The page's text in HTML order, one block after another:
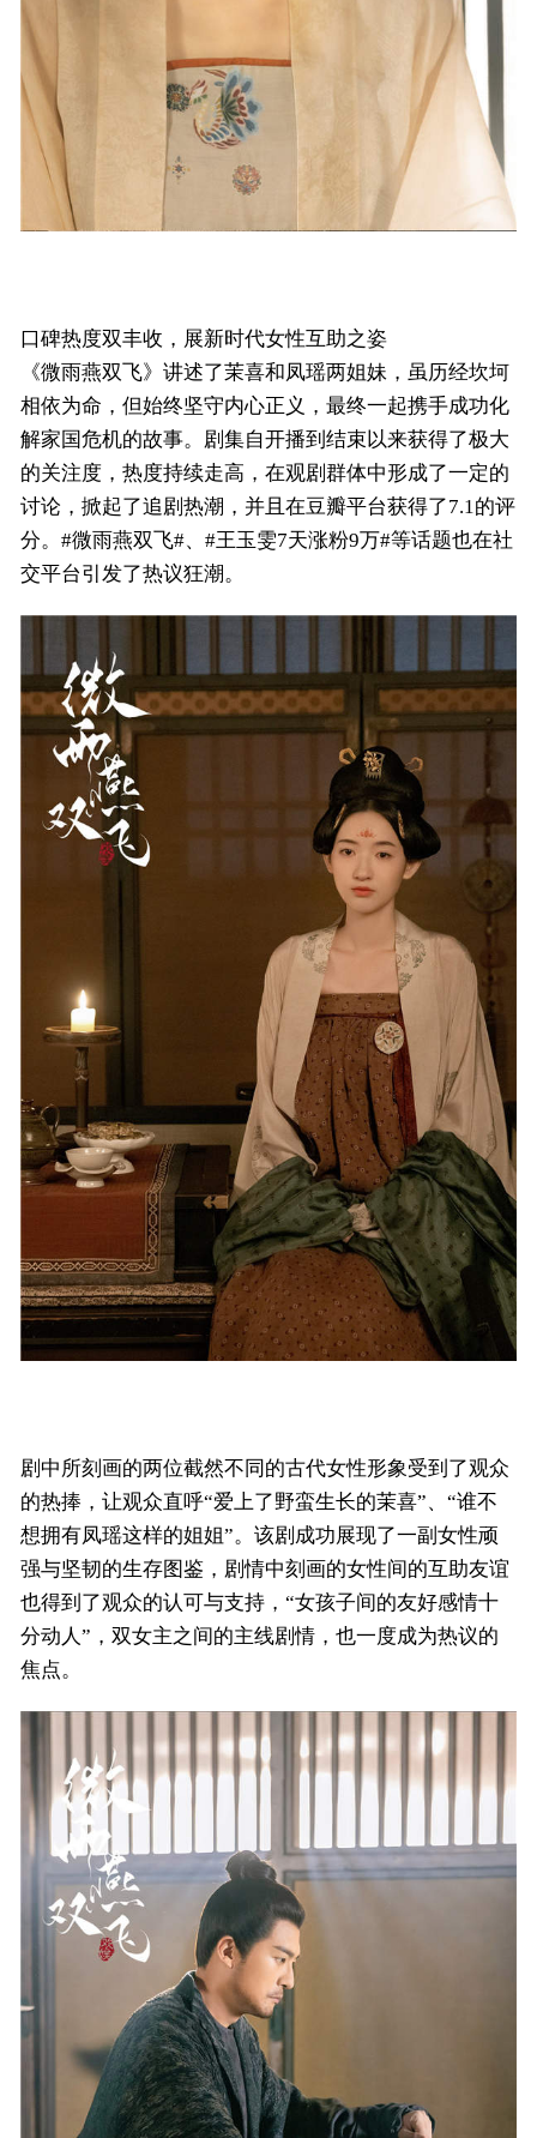
口碑热度双丰收，展新时代女性互助之姿
《微雨燕双飞》讲述了茉喜和凤瑶两姐妹，虽历经坎坷
相依为命，但始终坚守内心正义，最终一起携手成功化
解家国危机的故事。剧集自开播到结束以来获得了极大
的关注度，热度持续走高，在观剧群体中形成了一定的
讨论，掀起了追剧热潮，并且在豆瓣平台获得了7.1的评
分。#微雨燕双飞#、#王玉雯7天涨粉9万#等话题也在社
交平台引发了热议狂潮。
剧中所刻画的两位截然不同的古代女性形象受到了观众
的热捧，让观众直呼“爱上了野蛮生长的茉喜”、“谁不
想拥有凤瑶这样的姐姐”。该剧成功展现了一副女性顽
强与坚韧的生存图鉴，剧情中刻画的女性间的互助友谊
也得到了观众的认可与支持，“女孩子间的友好感情十
分动人”，双女主之间的主线剧情，也一度成为热议的
焦点。